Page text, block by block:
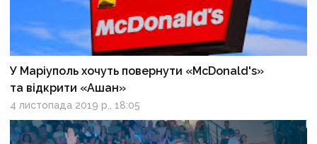
У Маріуполь хочуть повернути «McDonald's»
та відкрити «Ашан»
4 листопада 2019 р., 18:05